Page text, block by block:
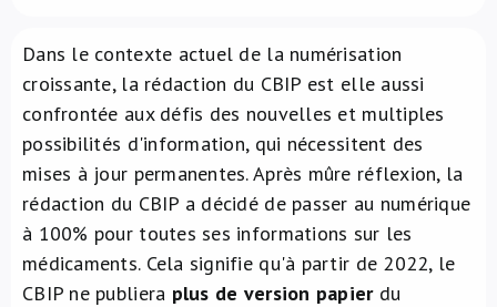
À propos de nous
Dans le contexte actuel de la numérisation
croissante, la rédaction du CBIP est elle aussi
confrontée aux défis des nouvelles et multiples
possibilités d'information, qui nécessitent des
mises à jour permanentes. Après mûre réflexion, la
rédaction du CBIP a décidé de passer au numérique
à 100% pour toutes ses informations sur les
médicaments. Cela signifie qu'à partir de 2022, le
CBIP ne publiera plus de version papierdu